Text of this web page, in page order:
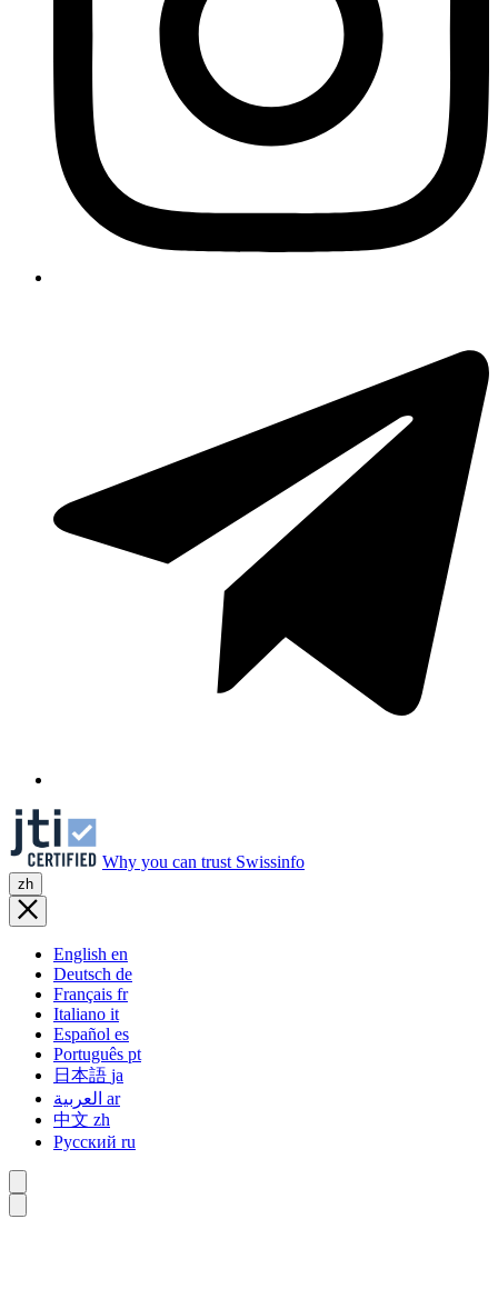
Why you can trust Swissinfo
zh
English en
Deutsch de
Français fr
Italiano it
Español es
Português pt
日本語 ja
ar
中文 zh
Русский ru